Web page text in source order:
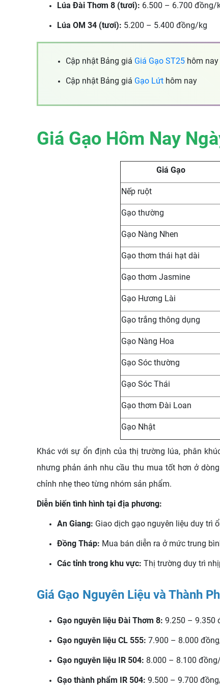
Lúa Đài Thơm 8 (tươi): 6.500 – 6.700 đồng/
Lúa OM 34 (tươi): 5.200 – 5.400 đồng/kg
Cập nhật Bảng giá Giá Gạo ST25 hôm nay
Cập nhật Bảng giá Gạo Lứt hôm nay
Giá Gạo Hôm Nay
Giá Gạo
Nếp ruột
Gạo thường
Gạo Nàng Nhen
Gạo thơm thái hạt dài
Gạo thơm Jasmine
Gạo Hương Lài
Gạo trắng thông dụng
Gạo Nàng Hoa
Gạo Sóc thường
Gạo Sóc Thái
Gạo thơm Đài Loan
Gạo Nhật
Khác với sự ổn định của thị trường lúa, phân
nhưng phản ánh nhu cầu thu mua tốt hơn ở
chỉnh nhẹ theo từng nhóm sản phẩm.
Diễn biến tình hình tại địa phương:
An Giang: Giao dịch gạo nguyên liệu duy trì
Đồng Tháp: Mua bán diễn ra ở mức trung
Các tỉnh trong khu vực: Thị trường duy trì
Giá Gạo Nguyên Liệu và Thành
Gạo nguyên liệu Đài Thơm 8: 9.250 – 9.350
Gạo nguyên liệu CL 555: 7.900 – 8.000
Gạo nguyên liệu IR 504: 8.000 – 8.100
Gạo thành phẩm IR 504: 9.500 – 9.700